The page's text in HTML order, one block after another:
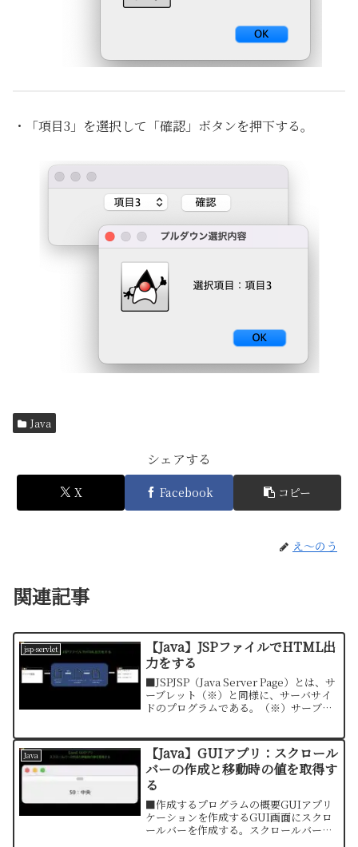
・「項目3」を選択して「確認」ボタンを押下する。
Java
シェアする
X Facebook コピー
え〜のう
関連記事
jsp-servlet
【Java】JSPファイルでHTML出
力をする
■JSPJSP（Java Server Page）とは、サ
ーブレット（※）と同様に、サーバサイ
ドのプログラムである。（※）サーブレ
に変換される。■JSPファイルの書き...
Java
【Java】GUIアプリ：スクロール
バーの作成と移動時の値を取得す
る
■作成するプログラムの概要GUIアプリ
ケーションを作成するGUI画面にスクロ
ールバーを作成する。スクロールバーの